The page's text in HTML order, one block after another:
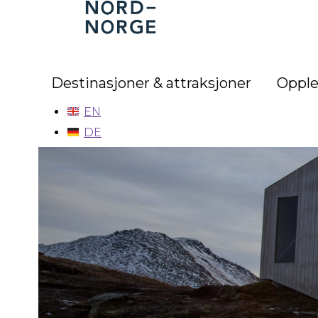
Nord-
Norge
Destinasjoner & attraksjoner
EN
DE